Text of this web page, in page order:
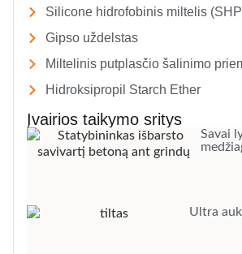
Silicone hidrofobinis miltelis
Gipso uždelstas
Miltelinis putplasčio šalinimo
Hidroksipropil Starch Ether
Įvairios taikymo sritys
Savai
Ultra